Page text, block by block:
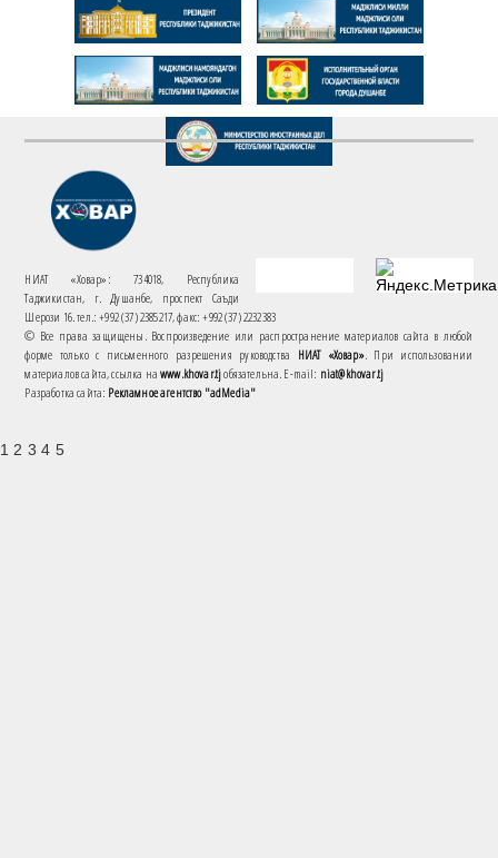
НИАТ «Ховар»: 734018, Республика
Таджикистан, г. Душанбе, проспект Саъди
Шерози 16. тел.: +992 (37) 2385217, факс: +992 (37) 2232383
© Все права защищены. Воспроизведение или распространение материалов сайта в любой
форме только с письменного разрешения руководства НИАТ «Ховар». При использовании
материалов сайта, ссылка наwww.khovar.tjобязательна. E-mail: niat@khovar.tj
Разработка сайта: Рекламное агентство "adMedia"
1 2 3 4 5